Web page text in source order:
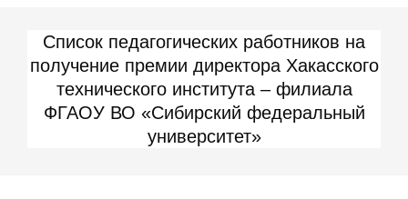
Список педагогических работников на
получение премии директора Хакасского
технического института – филиала
ФГАОУ ВО «Сибирский федеральный
университет»